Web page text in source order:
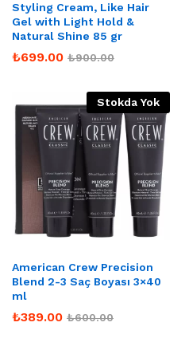
Styling Cream, Like Hair
Gel with Light Hold &
Natural Shine 85 gr
₺699.00 ₺900.00
Stokda Yok
American Crew Precision
Blend 2-3 Saç Boyası 3×40
ml
₺389.00 ₺600.00